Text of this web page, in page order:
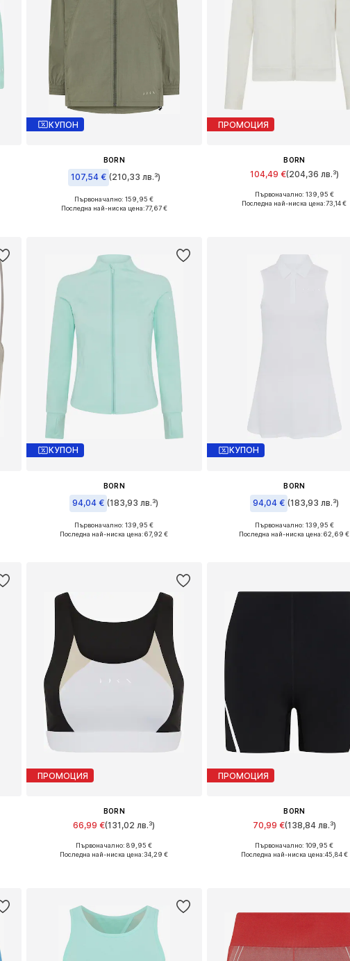
КУПОН
BORN
107,54 € (210,33 лв.³)
Налични размери: M, XL
Първоначално: 159,95 €
Последна най-ниска цена:77,67 €
ПРОМОЦИЯ
BORN
104,49 €(204,36 лв.³)
Налични размери: M
Първоначално: 139,95 €
Последна най-ниска цена:73,14 €
КУПОН
BORN
94,04 € (183,93 лв.³)
Налични размери: XS
Първоначално: 139,95 €
Последна най-ниска цена:67,92 €
КУПОН
BORN
94,04 € (183,93 лв.³)
Налични размери: L
Първоначално: 139,95 €
Последна най-ниска цена:62,69 €
ПРОМОЦИЯ
BORN
66,99 €(131,02 лв.³)
Налични размери: XL
Първоначално: 89,95 €
Последна най-ниска цена:34,29 €
ПРОМОЦИЯ
BORN
70,99 €(138,84 лв.³)
Налични размери: XS
Първоначално: 109,95 €
Последна най-ниска цена:45,84 €